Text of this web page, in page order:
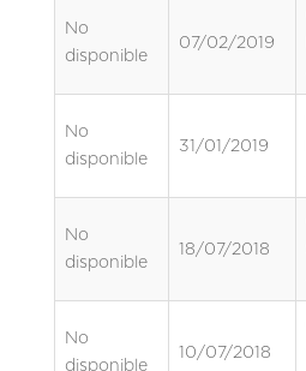
No
disponible
07/02/2019
No
disponible
31/01/2019
No
disponible
18/07/2018
No
disponible
10/07/2018